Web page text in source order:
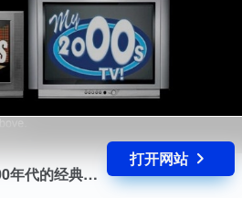
MyRetroTVs 是一个在线复古电视模拟器，旨在带领用户回到1950至2000年代的经典电视时代。该平台收录了各类经典电视节目，包括卡通、喜剧、戏剧、电影、音乐、新闻、肥皂剧、体育赛事、脱口秀等多种类型。用户只需点击页面上的任何一台虚拟电视机，即可浏览当时的电视频道，感受过去几十年间的电视文化与怀旧氛围。通过 MyRetroTVs，您...
打开网站